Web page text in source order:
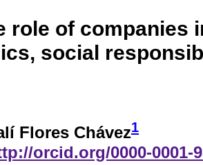
role of companies
social
Flores Chávez1
orcid.org/0000-0001-